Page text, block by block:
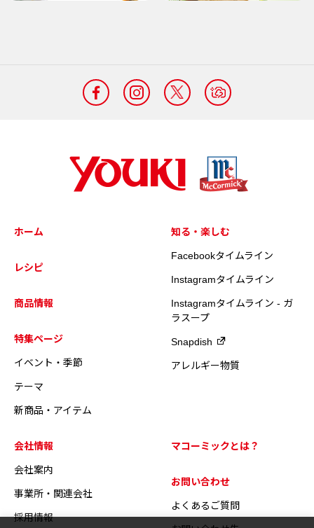
ホーム
レシピ
商品情報
特集ページ
イベント・季節
テーマ
新商品・アイテム
知る・楽しむ
Facebookタイムライン
Instagramタイムライン
Instagramタイムライン - ガ
ラスープ
Snapdish
アレルギー物質
会社情報
会社案内
事業所・関連会社
採用情報
マコーミックとは？
お問い合わせ
よくあるご質問